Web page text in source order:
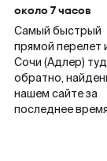
около 7 часов
Самый быстрый
прямой перелет
Сочи (Адлер)
обратно,
нашем сайте за
последнее время